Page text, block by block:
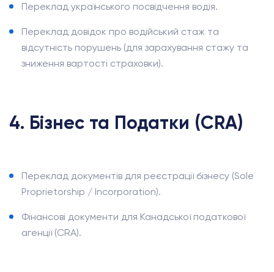
Переклад українського посвідчення водія.
Переклад довідок про водійський стаж та
відсутність порушень (для зарахування стажу та
зниження вартості страховки).
4. Бізнес та Податки (CRA)
Переклад документів для реєстрації бізнесу (Sole
Proprietorship / Incorporation).
Фінансові документи для Канадської податкової
агенції (CRA).